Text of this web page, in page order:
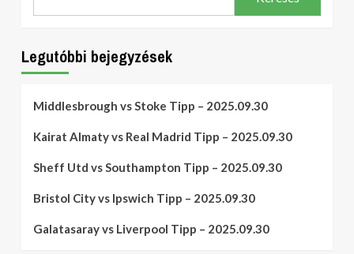
Legutóbbi bejegyzések
Middlesbrough vs Stoke Tipp – 2025.09.30
Kairat Almaty vs Real Madrid Tipp – 2025.09.30
Sheff Utd vs Southampton Tipp – 2025.09.30
Bristol City vs Ipswich Tipp – 2025.09.30
Galatasaray vs Liverpool Tipp – 2025.09.30